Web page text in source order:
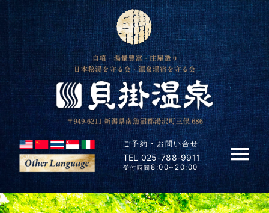
Skip
content
ご予約・お問い合せ
TEL 025-788-9911
受付時間 8:00~20:00
HOME